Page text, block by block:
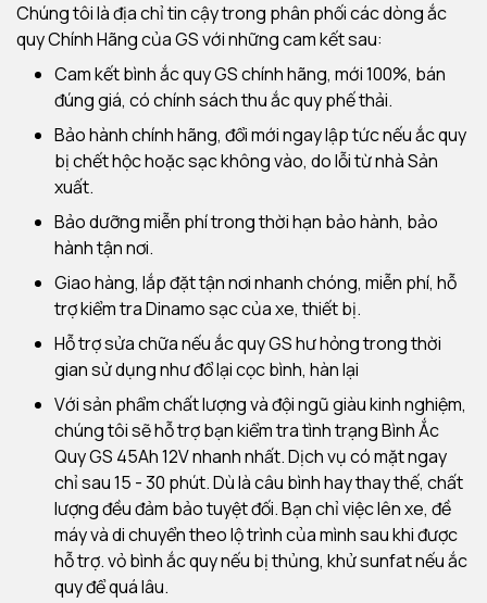
Chúng tôi là địa chỉ tin cậy trong phân phối các dòng ắc
quy Chính Hãng của GS với những cam kết sau:
Cam kết bình ắc quy GS chính hãng, mới 100%, bán
đúng giá, có chính sách thu ắc quy phế thải.
Bảo hành chính hãng, đổi mới ngay lập tức nếu ắc quy
bị chết hộc hoặc sạc không vào, do lỗi từ nhà Sản
xuất.
Bảo dưỡng miễn phí trong thời hạn bảo hành, bảo
hành tận nơi.
Giao hàng, lắp đặt tận nơi nhanh chóng, miễn phí, hỗ
trợ kiểm tra Dinamo sạc của xe, thiết bị.
Hỗ trợ sửa chữa nếu ắc quy GS hư hỏng trong thời
gian sử dụng như đổ lại cọc bình, hàn lại
Với sản phẩm chất lượng và đội ngũ giàu kinh nghiệm,
chúng tôi sẽ hỗ trợ bạn kiểm tra tình trạng Bình Ắc
Quy GS 45Ah 12V nhanh nhất. Dịch vụ có mặt ngay
chỉ sau 15 - 30 phút. Dù là câu bình hay thay thế, chất
lượng đều đảm bảo tuyệt đối. Bạn chỉ việc lên xe, đề
máy và di chuyển theo lộ trình của mình sau khi được
hỗ trợ. vỏ bình ắc quy nếu bị thủng, khử sunfat nếu ắc
quy để quá lâu.